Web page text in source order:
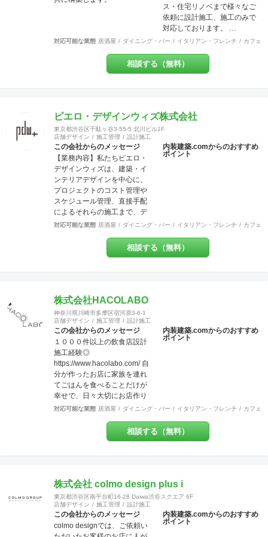
ばしい瞬間です。 弊社はリフ
ォーム・リノベーションや注
文住宅など幅広く工事を担当
させていただいております。
おり、色々な所にバラバラに
工事内容の注文をしていただ
かなくとも、弊社にて一式執
り行う事をメリットとし、活
動致しております。 尚、店
舗・住宅のセキュリティー面
にも配慮しており、防犯カメ
ラなどの部分にも力を入れて
おります。 他の施工店ではで
きない方法で、アレルギー・
シックハウス症候群・化学物
質過敏症の方や健康な方にも
良いとされる、化学物質は一
切使わない施工方法で無添加
業、デザイナー、設計士、建
築士【1級】、現場監督がお客
様をトータルサポート致しま
す。 作業現場では自社の職人
がおりますので、柔軟性やス
ピード感ある対応致します。
ＵＳＥＮやサカイ引越センタ
ーとの提携企業でございます
ので工事のみならず、その他
のご要望にもご対応させてい
ただく事も可能です。 【特
スマイル 協賛店 【受賞歴】 ・
千葉市都市文化賞2020 カ
Top Topics 特集作品 マン
ションリノベーション工事物
件 選出 ・『小さなベーカリ
ー&焼き菓子店のデザイン』単
行本 全国で愛される１０
ス・住宅リノベまで様々なご
依頼に設計施工、施工のみで
対応しております。 …
対応可能な業態 居酒屋 ダイニング・バー イタリアン・フレンチ カフェ
相談する（無料）
ピエロ・デザインウィズ株式会社
東京都渋谷区千駄ヶ谷3-55-5 北川ビル1F
店舗デザイン
施工管理 設計施工
この会社からのメッセージ
【業務内容】私たちピエロ・
デザインウィズは、建築・イ
ンテリアデザインを中心に、
プロジェクトのコスト管理や
スケジュール管理、直接手配
によるそれらの施工まで、デ
ザインという業務領域を超え
頂いております。飲食店、ア
パレルショップを中心に、ホ
に、ピエロ・デザイン＆ワー
クス（本社、ＷＥＢ・グラフ
ィック、不動産）、ピエロ・
デザイン＆ブリッジ（工事、
全国対応）の３社で、さまざ
まなご要望にお応えする体制
を整えています。 【許認可】
一級建築士事務所、一般建設
業、特定建設業（本社）、宅
地建物取引業（本社）
内装建築.comからのおすすめ
ポイント
対応可能な業態 居酒屋 ダイニング・バー イタリアン・フレンチ カフェ
相談する（無料）
株式会社HACOLABO
神奈川県川崎市多摩区宿河原3-6-1
店舗デザイン
施工管理 設計施工
この会社からのメッセージ
１０００件以上の飲食店設計
施工経験◎
https://www.hacolabo.com/ 自
分が作ったお店に家族を連れ
てごはんを食べることだけが
幸せで、日々大切にお店作り
をしております◎ 飲食店専門
担当者がデザイン設計施工メ
ンテナンスまで一気通貫で行
「+1」の感動を提供致しま
す。 あれも！これも！やりた
い事を一緒になって整理し 異
業種のデザイナー達がお客様
の創造を膨らませ 理想を超え
内装建築.comからのおすすめ
ポイント
対応可能な業態 居酒屋 ダイニング・バー イタリアン・フレンチ カフェ
相談する（無料）
株式会社 colmo design plus i
東京都渋谷区南平台町16-28 Daiwa渋谷スクエア 6F
店舗デザイン
施工管理 設計施工
この会社からのメッセージ
colmo designでは、ご依頼い
内装建築.comからのおすすめ
ポイント